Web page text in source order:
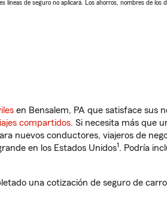
de seguro no aplicará. Los ahorros, nombres de los
en Bensalem, PA que satisface sus
compartidos. Si necesita más que
nuevos conductores, viajeros de
en los Estados Unidos1. Podría
una cotización de seguro de